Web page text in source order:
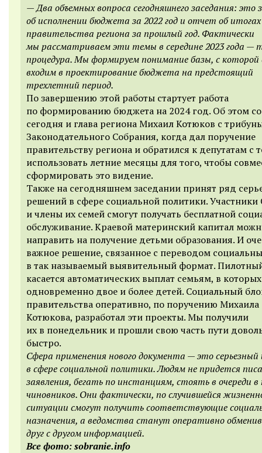
—Два объемных вопроса сегодняшнего заседания: это
об исполнении бюджета за 2022 год и отчет об
правительства региона за прошлый год. Фактически
мы рассматриваем эти темы в середине 2023 года —
процедура. Мы формируем понимание базы, с которой
входим в проектирование бюджета на предстоящий
трехлетний период.
По завершению этой работы стартует работа
по формированию бюджета на 2024 год. Об этом
сегодня и глава региона Михаил Котюков с
Законодательного Собрания, когда дал поручение
правительству региона и обратился к депутатам с
использовать летние месяцы для того, чтобы
сформировать это видение.
Также на сегодняшнем заседании принят ряд
решений в сфере социальной политики.
и члены их семей смогут получать бесплатной
обслуживание. Краевой материнский капитал
направить на получение детьми образования. И
важное решение, связанное с переводом
в так называемый выявительный формат.
касается автоматических выплат семьям, в
одновременно двое и более детей. Социальный
правительства оперативно, по поручению Михаила
Котюкова, разработал эти проекты. Мы получили
их в понедельник и прошли свою часть пути
быстро.
Сфера применения нового документа — это серьезный
в сфере социальной политики. Людям не придется
заявления, бегать по инстанциям, стоять в очереди
чиновников. Они фактически, по случившейся
ситуации смогут получить соответствующие
назначения, а ведомства станут оперативно
друг с другом информацией.
Все фото: sobranie.info